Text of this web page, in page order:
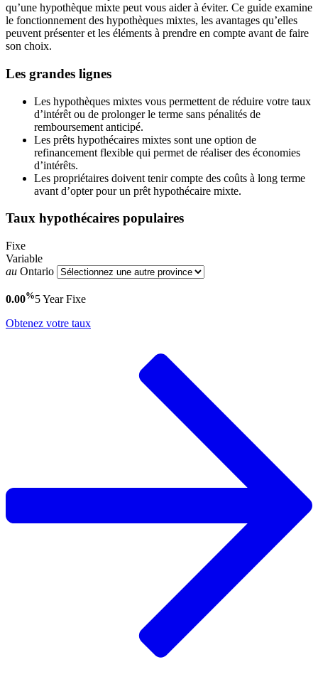
qu’une hypothèque mixte peut vous aider à éviter. Ce guide examine
le fonctionnement des hypothèques mixtes, les avantages qu’elles
peuvent présenter et les éléments à prendre en compte avant de faire
son choix.
Les grandes lignes
Les hypothèques mixtes vous permettent de réduire votre taux
d’intérêt ou de prolonger le terme sans pénalités de
remboursement anticipé.
Les prêts hypothécaires mixtes sont une option de
refinancement flexible qui permet de réaliser des économies
d’intérêts.
Les propriétaires doivent tenir compte des coûts à long terme
avant d’opter pour un prêt hypothécaire mixte.
Taux hypothécaires populaires
Fixe
Variable
au Ontario
0.00%5 YearFixe
Obtenez votre taux